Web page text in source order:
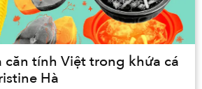
căn tính Việt trong khứa cá
Hà